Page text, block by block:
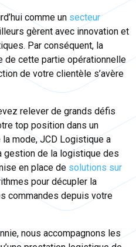
comme un secteur
gèrent avec innovation et
Par conséquent, la
de cette partie opérationnelle
de votre clientèle s’avère
relever de grands défis
top position dans un
mode, JCD Logistique a
gestion de la logistique des
en place de solutions sur
pour décupler la
commandes depuis votre
nous accompagnons les